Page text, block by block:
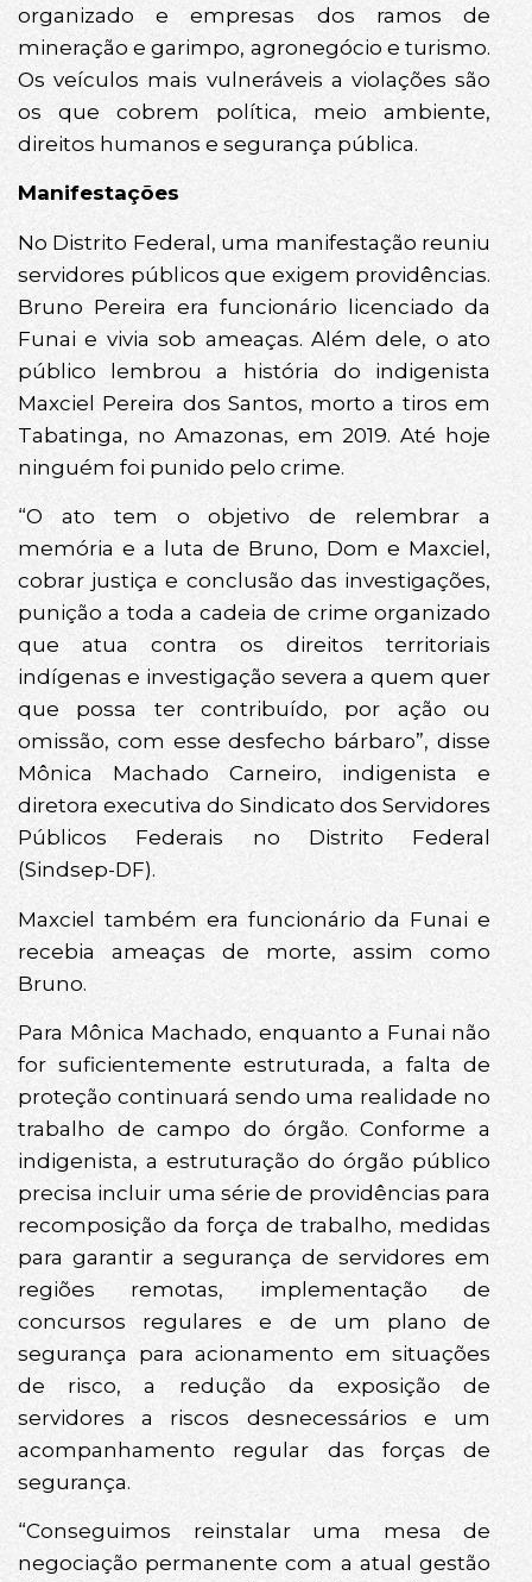
organizado e empresas dos ramos de
mineração e garimpo, agronegócio e turismo.
Os veículos mais vulneráveis a violações são
os que cobrem política, meio ambiente,
direitos humanos e segurança pública.
Manifestações
No Distrito Federal, uma manifestação reuniu
servidores públicos que exigem providências.
Bruno Pereira era funcionário licenciado da
Funai e vivia sob ameaças. Além dele, o ato
público lembrou a história do indigenista
Maxciel Pereira dos Santos, morto a tiros em
Tabatinga, no Amazonas, em 2019. Até hoje
ninguém foi punido pelo crime.
“O ato tem o objetivo de relembrar a
memória e a luta de Bruno, Dom e Maxciel,
cobrar justiça e conclusão das investigações,
punição a toda a cadeia de crime organizado
que atua contra os direitos territoriais
indígenas e investigação severa a quem quer
que possa ter contribuído, por ação ou
omissão, com esse desfecho bárbaro”, disse
Mônica Machado Carneiro, indigenista e
diretora executiva do Sindicato dos Servidores
Públicos Federais no Distrito Federal
(Sindsep-DF).
Maxciel também era funcionário da Funai e
recebia ameaças de morte, assim como
Bruno.
Para Mônica Machado, enquanto a Funai não
for suficientemente estruturada, a falta de
proteção continuará sendo uma realidade no
trabalho de campo do órgão. Conforme a
indigenista, a estruturação do órgão público
precisa incluir uma série de providências para
recomposição da força de trabalho, medidas
para garantir a segurança de servidores em
regiões remotas, implementação de
concursos regulares e de um plano de
segurança para acionamento em situações
de risco, a redução da exposição de
servidores a riscos desnecessários e um
acompanhamento regular das forças de
segurança.
“Conseguimos reinstalar uma mesa de
negociação permanente com a atual gestão